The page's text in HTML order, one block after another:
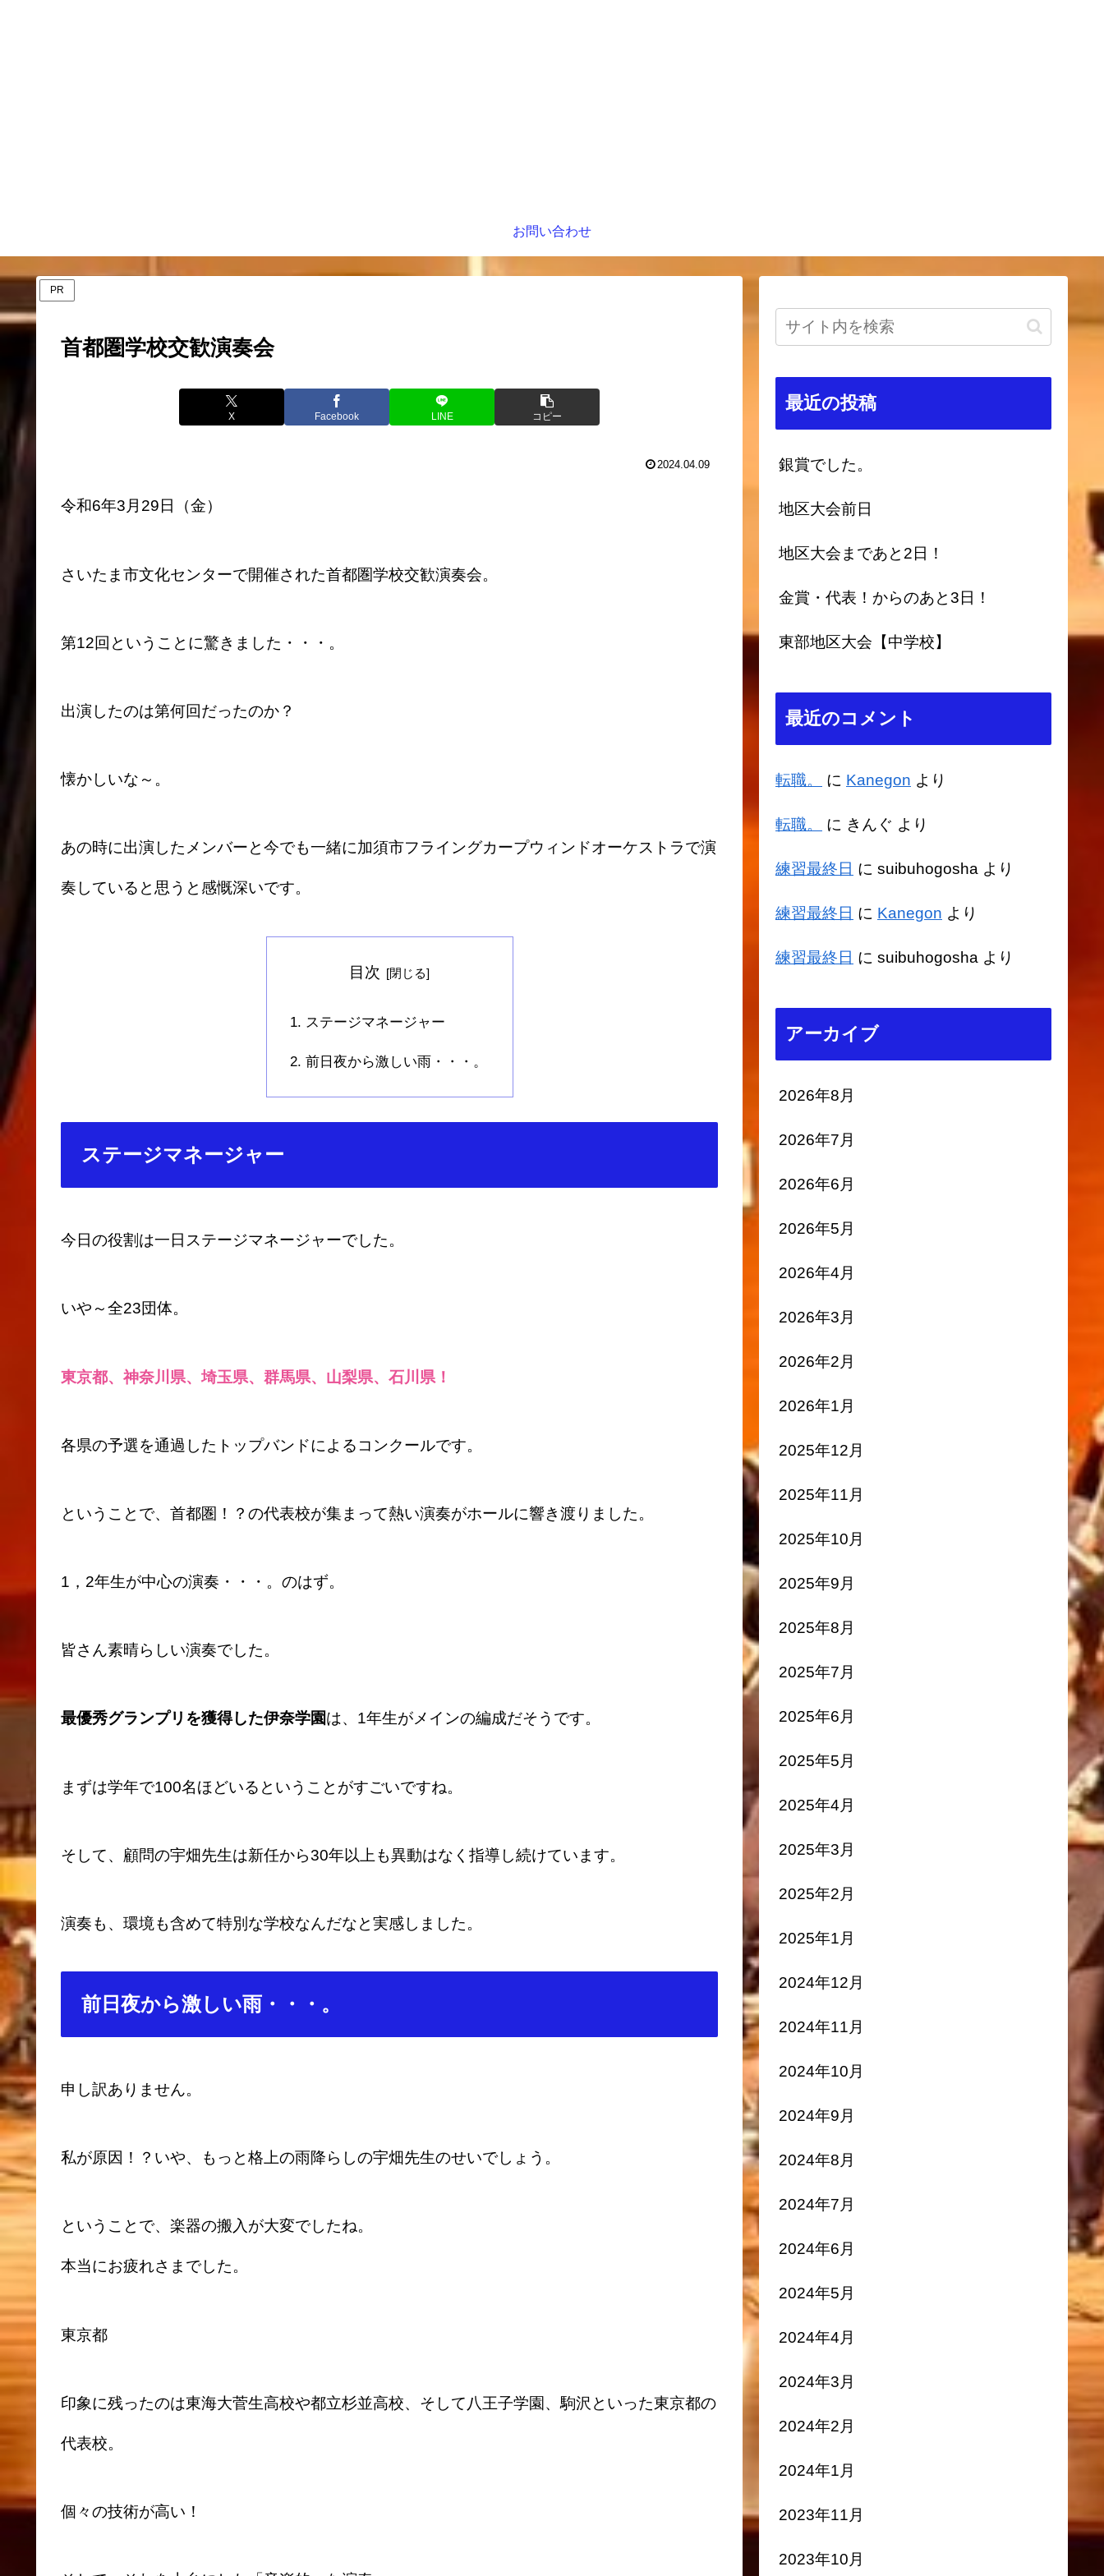
お問い合わせ
PR
首都圏学校交歓演奏会
X Facebook LINE コピー
2024.04.09
令和6年3月29日（金）
さいたま市文化センターで開催された首都圏学校交歓演奏会。
第12回ということに驚きました・・・。
出演したのは第何回だったのか？
懐かしいな～。
あの時に出演したメンバーと今でも一緒に加須市フライングカープウィンドオーケストラで演
奏していると思うと感慨深いです。
目次
ステージマネージャー
前日夜から激しい雨・・・。
ステージマネージャー
今日の役割は一日ステージマネージャーでした。
いや～全23団体。
東京都、神奈川県、埼玉県、群馬県、山梨県、石川県！
各県の予選を通過したトップバンドによるコンクールです。
ということで、首都圏！？の代表校が集まって熱い演奏がホールに響き渡りました。
1，2年生が中心の演奏・・・。のはず。
皆さん素晴らしい演奏でした。
最優秀グランプリを獲得した伊奈学園は、1年生がメインの編成だそうです。
まずは学年で100名ほどいるということがすごいですね。
そして、顧問の宇畑先生は新任から30年以上も異動はなく指導し続けています。
演奏も、環境も含めて特別な学校なんだなと実感しました。
前日夜から激しい雨・・・。
申し訳ありません。
私が原因！？いや、もっと格上の雨降らしの宇畑先生のせいでしょう。
ということで、楽器の搬入が大変でしたね。
本当にお疲れさまでした。
東京都
印象に残ったのは東海大菅生高校や都立杉並高校、そして八王子学園、駒沢といった東京都の
代表校。
個々の技術が高い！
最近の投稿
銀賞でした。
地区大会前日
地区大会まであと2日！
金賞・代表！からのあと3日！
東部地区大会【中学校】
最近のコメント
転職。 に Kanegon より
転職。 に きんぐ より
練習最終日 に suibuhogosha より
練習最終日 に Kanegon より
練習最終日 に suibuhogosha より
アーカイブ
2026年8月
2026年7月
2026年6月
2026年5月
2026年4月
2026年3月
2026年2月
2026年1月
2025年12月
2025年11月
2025年10月
2025年9月
2025年8月
2025年7月
2025年6月
2025年5月
2025年4月
2025年3月
2025年2月
2025年1月
2024年12月
2024年11月
2024年10月
2024年9月
2024年8月
2024年7月
2024年6月
2024年5月
2024年4月
2024年3月
2024年2月
2024年1月
2023年11月
2023年10月